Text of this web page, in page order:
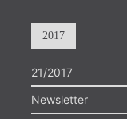
2017
21/2017
Newsletter